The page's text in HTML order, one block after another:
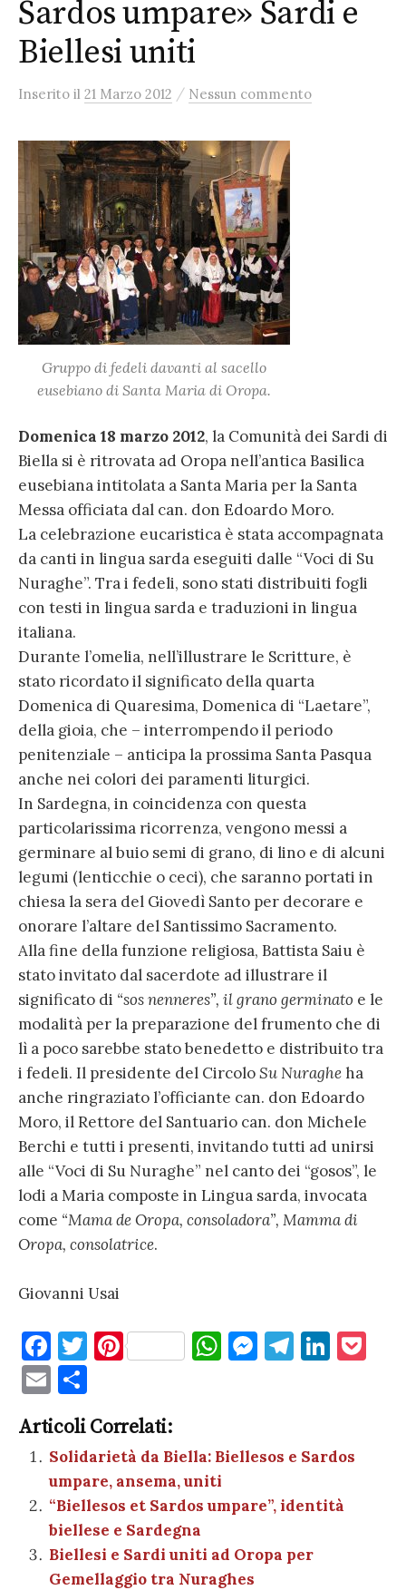
Sardos umpare» Sardi e
Biellesi uniti
Inserito il 21 Marzo 2012 / Nessun commento
Gruppo di fedeli davanti al sacello
eusebiano di Santa Maria di Oropa.
Domenica 18 marzo 2012, la Comunità dei Sardi di
Biella si è ritrovata ad Oropa nell’antica Basilica
eusebiana intitolata a Santa Maria per la Santa
Messa officiata dal can. don Edoardo Moro.
La celebrazione eucaristica è stata accompagnata
da canti in lingua sarda eseguiti dalle “Voci di Su
Nuraghe”. Tra i fedeli, sono stati distribuiti fogli
con testi in lingua sarda e traduzioni in lingua
italiana.
Durante l’omelia, nell’illustrare le Scritture, è
stato ricordato il significato della quarta
Domenica di Quaresima, Domenica di “Laetare”,
della gioia, che – interrompendo il periodo
penitenziale – anticipa la prossima Santa Pasqua
anche nei colori dei paramenti liturgici.
In Sardegna, in coincidenza con questa
particolarissima ricorrenza, vengono messi a
germinare al buio semi di grano, di lino e di alcuni
legumi (lenticchie o ceci), che saranno portati in
chiesa la sera del Giovedì Santo per decorare e
onorare l’altare del Santissimo Sacramento.
Alla fine della funzione religiosa, Battista Saiu è
stato invitato dal sacerdote ad illustrare il
significato di “sos nenneres”, il grano germinato e le
modalità per la preparazione del frumento che di
lì a poco sarebbe stato benedetto e distribuito tra
i fedeli. Il presidente del CircoloSu Nuragheha
anche ringraziato l’officiante can. don Edoardo
Moro, il Rettore del Santuario can. don Michele
Berchi e tutti i presenti, invitando tutti ad unirsi
alle “Voci di Su Nuraghe” nel canto dei “gosos”, le
lodi a Maria composte in Lingua sarda, invocata
come “Mama de Oropa, consoladora”, Mamma di
Oropa, consolatrice.
Giovanni Usai
F
a
c
e
b
o
o
k
T
te
r
Pi
es
t
W
A
p
M
g
er
T
a
m
Li
dI
n
E
m
ai
l
n
di
vi
di
Articoli Correlati:
Solidarietà da Biella: Biellesos e Sardos
umpare, ansema, uniti
“Biellesos et Sardos umpare”, identità
biellese e Sardegna
Biellesi e Sardi uniti ad Oropa per
Gemellaggio tra Nuraghes